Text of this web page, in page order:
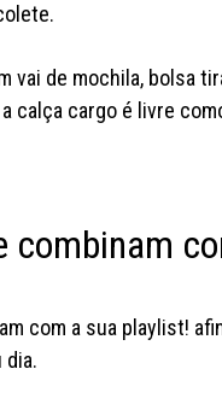
vai de mochila, bolsa
calça cargo é livre
combinam
com a sua playlist!
dia.
quem foi,